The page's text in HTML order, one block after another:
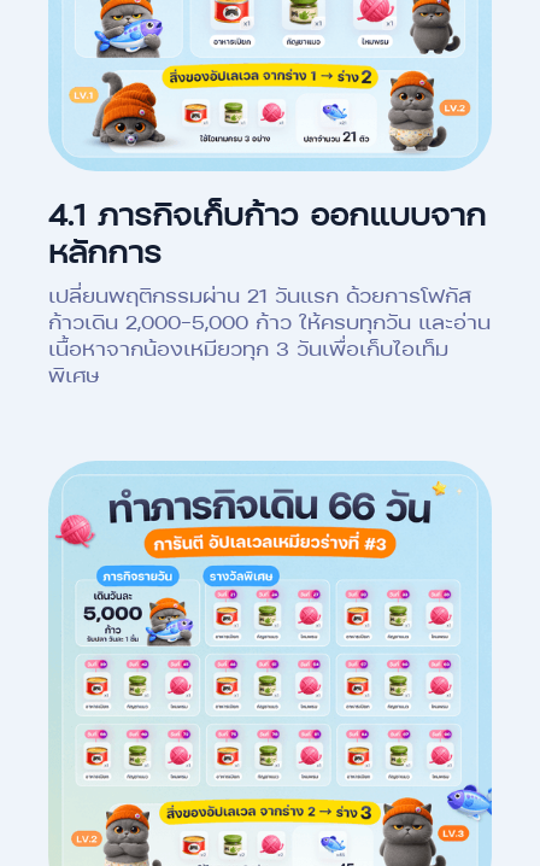
4.1 ภารกิจเก็บก้าว ออกแบบจาก
หลักการ
เปลี่ยนพฤติกรรมผ่าน 21 วันแรก ด้วยการโฟกัส
ก้าวเดิน 2,000-5,000 ก้าว ให้ครบทุกวัน และอ่าน
เนื้อหาจากน้องเหมียวทุก 3 วันเพื่อเก็บไอเท็ม
พิเศษ